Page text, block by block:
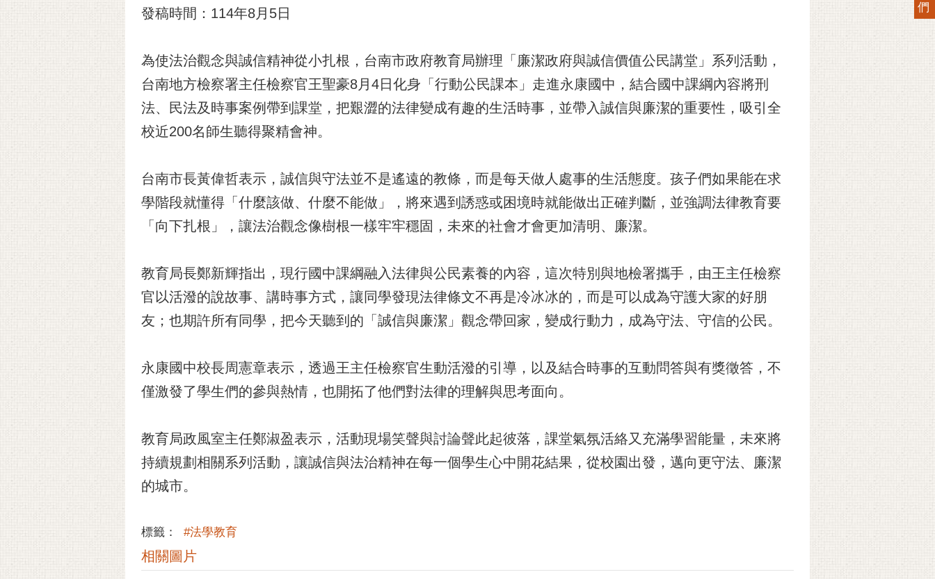
發稿時間：114年8月5日
為使法治觀念與誠信精神從小扎根，台南市政府教育局辦理「廉潔政府與誠信價值公民講堂」系列活動，
台南地方檢察署主任檢察官王聖豪8月4日化身「行動公民課本」走進永康國中，結合國中課綱內容將刑
法、民法及時事案例帶到課堂，把艱澀的法律變成有趣的生活時事，並帶入誠信與廉潔的重要性，吸引全
校近200名師生聽得聚精會神。
台南市長黃偉哲表示，誠信與守法並不是遙遠的教條，而是每天做人處事的生活態度。孩子們如果能在求
學階段就懂得「什麼該做、什麼不能做」，將來遇到誘惑或困境時就能做出正確判斷，並強調法律教育要
「向下扎根」，讓法治觀念像樹根一樣牢牢穩固，未來的社會才會更加清明、廉潔。
教育局長鄭新輝指出，現行國中課綱融入法律與公民素養的內容，這次特別與地檢署攜手，由王主任檢察
官以活潑的說故事、講時事方式，讓同學發現法律條文不再是冷冰冰的，而是可以成為守護大家的好朋
友；也期許所有同學，把今天聽到的「誠信與廉潔」觀念帶回家，變成行動力，成為守法、守信的公民。
永康國中校長周憲章表示，透過王主任檢察官生動活潑的引導，以及結合時事的互動問答與有獎徵答，不
僅激發了學生們的參與熱情，也開拓了他們對法律的理解與思考面向。
教育局政風室主任鄭淑盈表示，活動現場笑聲與討論聲此起彼落，課堂氣氛活絡又充滿學習能量，未來將
持續規劃相關系列活動，讓誠信與法治精神在每一個學生心中開花結果，從校園出發，邁向更守法、廉潔
的城市。
標籤： #法學教育
相關圖片
們